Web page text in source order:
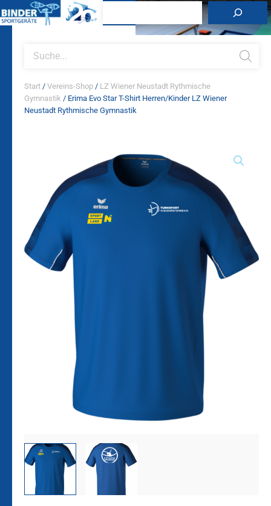
Inhalt
search
Start / Vereins-Shop / LZ Wiener Neustadt Rythmische
Gymnastik / Erima Evo Star T-Shirt Herren/Kinder LZ Wiener
Neustadt Rythmische Gymnastik
Herren/Kinder
Wiener
Neustadt
Rythmische
Gymnastik